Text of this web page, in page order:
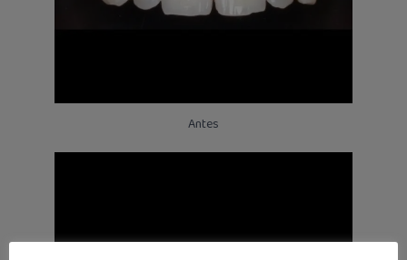
Antes